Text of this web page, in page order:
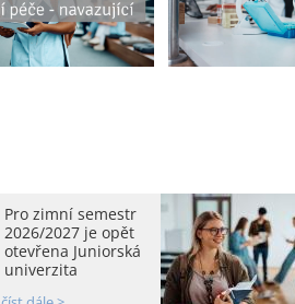
Pro zimní semestr
2026/2027 je opět
otevřena Juniorská
univerzita